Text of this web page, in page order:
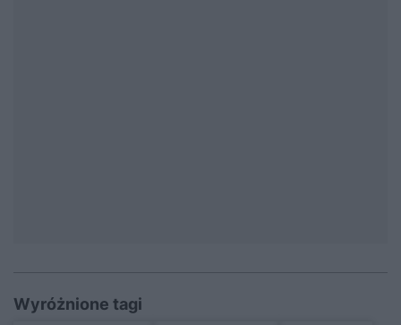
Wyróżnione tagi